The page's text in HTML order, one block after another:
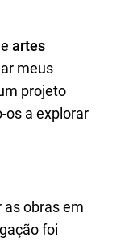
artes
meus
projeto
os a explorar
as obras em
foi